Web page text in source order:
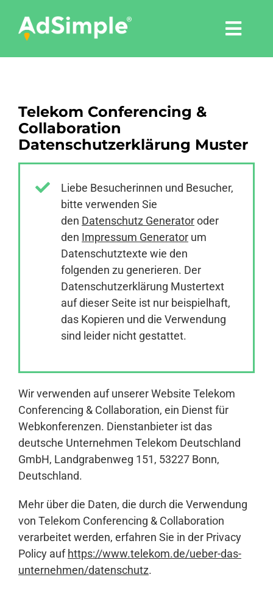
content
Tools
Pressemitteilungen
Shop
Anmelden
Telekom Conferencing &
Collaboration
Datenschutzerklärung Muster
Liebe Besucherinnen und Besucher,
bitte verwenden Sie
den Datenschutz Generatoroder
den Impressum Generator um
Datenschutztexte wie den
folgenden zu generieren. Der
Datenschutzerklärung Mustertext
auf dieser Seite ist nur beispielhaft,
das Kopieren und die Verwendung
sind leider nicht gestattet.
Wir verwenden auf unserer Website Telekom
Conferencing & Collaboration, ein Dienst für
Webkonferenzen. Dienstanbieter ist das
deutsche Unternehmen Telekom Deutschland
GmbH, Landgrabenweg 151, 53227 Bonn,
Deutschland.
Mehr über die Daten, die durch die Verwendung
von Telekom Conferencing & Collaboration
verarbeitet werden, erfahren Sie in der Privacy
Policy auf https://www.telekom.de/ueber-das-
unternehmen/datenschutz.